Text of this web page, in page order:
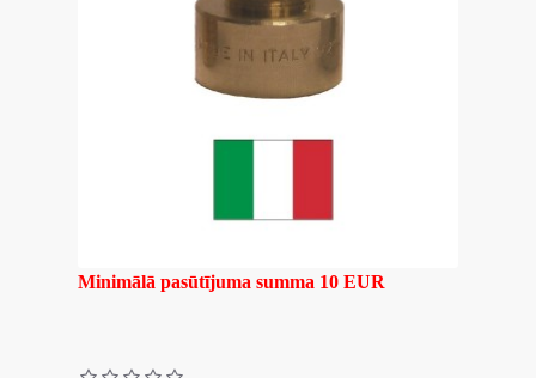
Minimālā pasūtījuma summa 10 EUR